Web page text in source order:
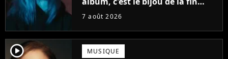
d'été
7 août 2026
player2 MUSIQUE